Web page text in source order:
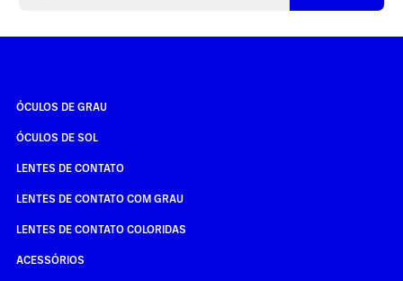
ÓCULOS DE GRAU
ÓCULOS DE SOL
LENTES DE CONTATO
LENTES DE CONTATO COM GRAU
LENTES DE CONTATO COLORIDAS
ACESSÓRIOS